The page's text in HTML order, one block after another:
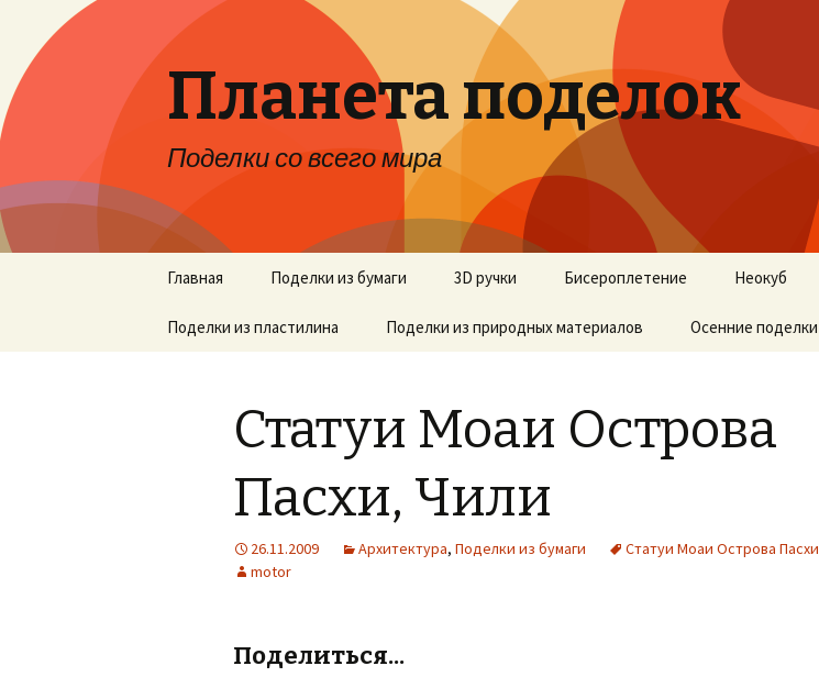
Планета поделок
Поделки со всего мира
Перейти к содержимому
Главная Поделки из бумаги 3D ручки Бисероплетение Неокуб
Поделки из пластилина Поделки из природных материалов Осенние поделки
Статуи Моаи Острова
Пасхи, Чили
26.11.2009 Архитектура, Поделки из бумаги Статуи Моаи Острова Пасхи
motor
Поделиться...